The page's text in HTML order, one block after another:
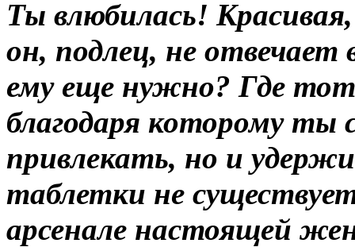
Ты влюбилась!
он, подлец, не
ему еще нужно? Где
благодаря которому
привлекать, но и
таблетки не
арсенале настоящей